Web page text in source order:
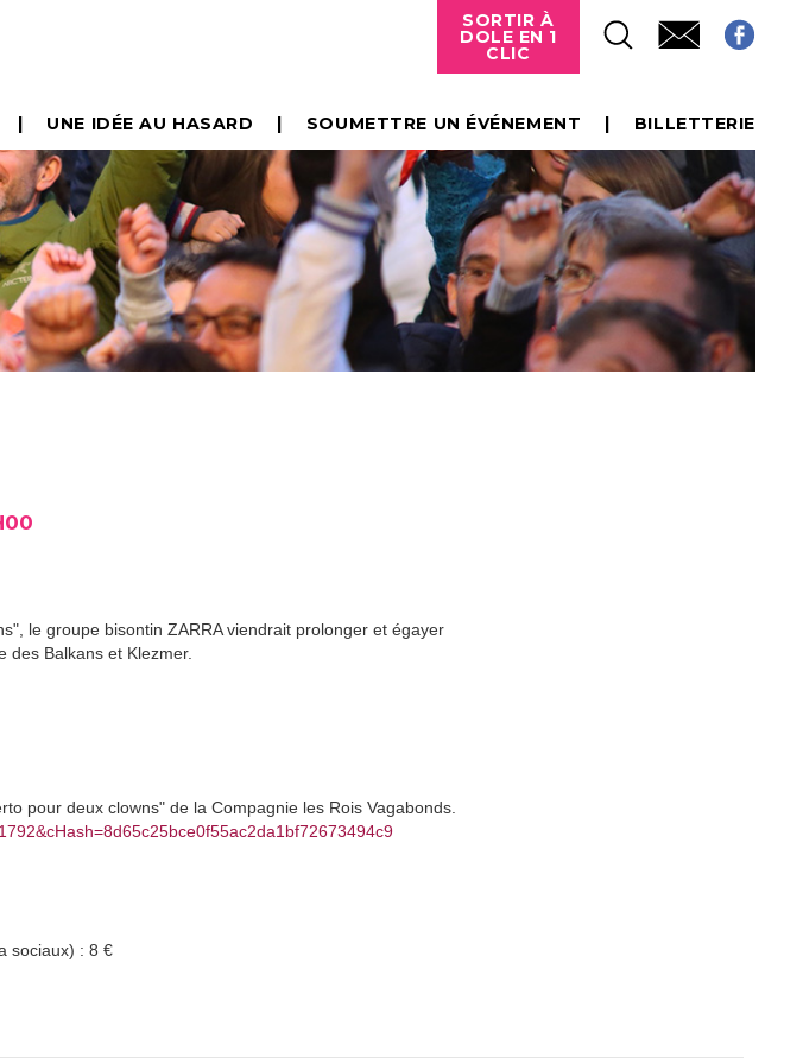
SORTIR À
DOLE EN 1
CLIC
UNE IDÉE AU HASARD SOUMETTRE UN ÉVÉNEMENT BILLETTERIE
le groupe bisontin ZARRA viendrait prolonger et égayer
des Balkans et Klezmer.
pour deux clowns" de la Compagnie les Rois Vagabonds.
sociaux) : 8 €